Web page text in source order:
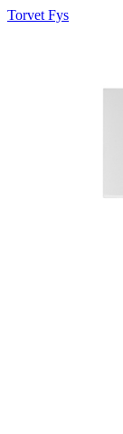
Torvet Fys